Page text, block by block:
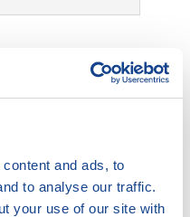
and ads, to
to analyse our traffic.
your use of our site with
smlouvy